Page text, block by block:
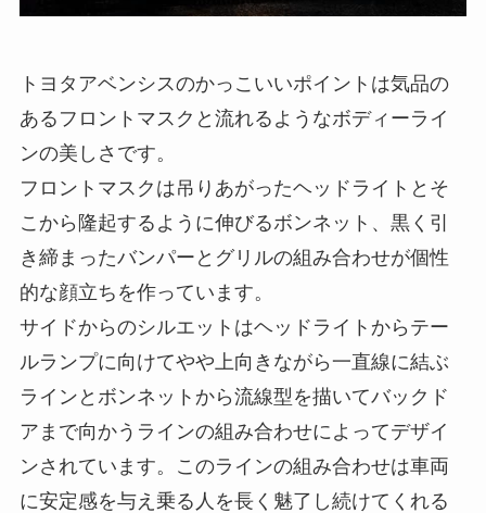
トヨタアベンシスのかっこいいポイントは気品の
あるフロントマスクと流れるようなボディーライ
ンの美しさです。
フロントマスクは吊りあがったヘッドライトとそ
こから隆起するように伸びるボンネット、黒く引
き締まったバンパーとグリルの組み合わせが個性
的な顔立ちを作っています。
サイドからのシルエットはヘッドライトからテー
ルランプに向けてやや上向きながら一直線に結ぶ
ラインとボンネットから流線型を描いてバックド
アまで向かうラインの組み合わせによってデザイ
ンされています。このラインの組み合わせは車両
に安定感を与え乗る人を長く魅了し続けてくれる